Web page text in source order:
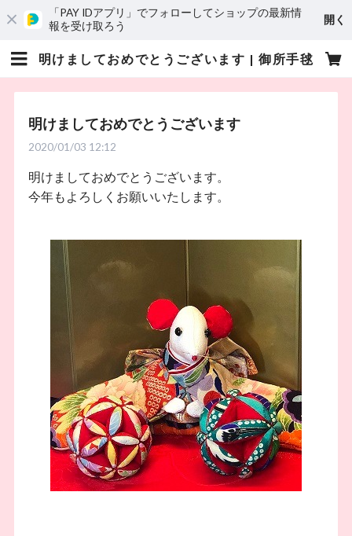
「PAY IDアプリ」でフォローしてショップの最新情
報を受け取ろう
開く
明けましておめでとうございます | 御所手毬
明けましておめでとうございます
2020/01/03 12:12
明けましておめでとうございます。
今年もよろしくお願いいたします。